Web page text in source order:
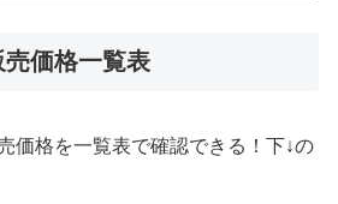
価格一覧表
価格を一覧表で確認できる！下↓の